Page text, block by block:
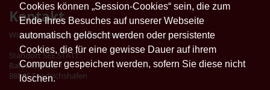
Cookies können „Session-Cookies“ sein, die zum
Ende Ihres Besuches auf unserer Webseite
automatisch gelöscht werden oder persistente
Cookies, die für eine gewisse Dauer auf ihrem
Computer gespeichert werden, sofern Sie diese nicht
löschen.
Kontakt
Wissenswerkstatt Friedrichshafen
Standort SEE.STATT:
Bahnhofplatz 1
88045 Friedrichshafen